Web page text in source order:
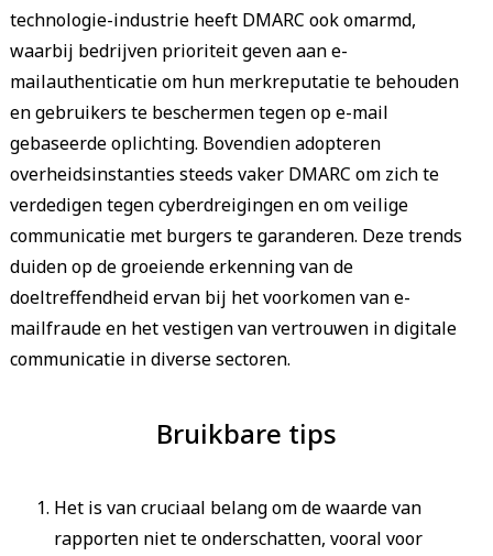
technologie-industrie heeft DMARC ook omarmd,
waarbij bedrijven prioriteit geven aan e-
mailauthenticatie om hun merkreputatie te behouden
en gebruikers te beschermen tegen op e-mail
gebaseerde oplichting. Bovendien adopteren
overheidsinstanties steeds vaker DMARC om zich te
verdedigen tegen cyberdreigingen en om veilige
communicatie met burgers te garanderen. Deze trends
duiden op de groeiende erkenning van de
doeltreffendheid ervan bij het voorkomen van e-
mailfraude en het vestigen van vertrouwen in digitale
communicatie in diverse sectoren.
Bruikbare tips
Het is van cruciaal belang om de waarde van
rapporten niet te onderschatten, vooral voor